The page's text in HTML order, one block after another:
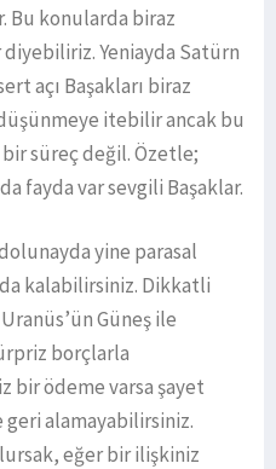
Bu konularda biraz
Yeniayda Satürn
açı Başakları biraz
itebilir ancak bu
süreç değil. Özetle;
fayda var sevgili Başaklar.
yine parasal
kalabilirsiniz. Dikkatli
Güneş ile
borçlarla
bir ödeme varsa şayet
alamayabilirsiniz.
eğer bir ilişkiniz